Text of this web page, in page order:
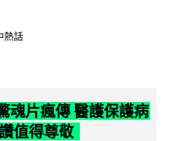
熱話
魂片瘋傳 醫護保護病
值得尊敬